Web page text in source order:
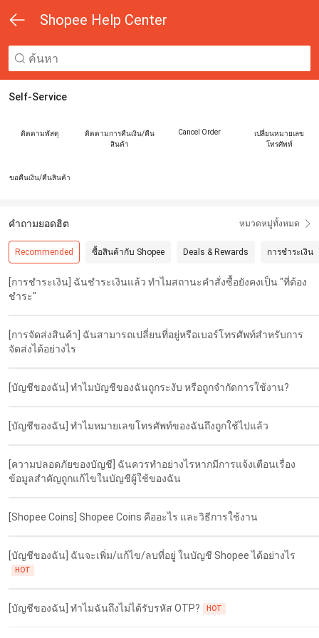
Shopee Help Center
Self-Service
ติดตามพัสดุ
ติดตามการคืนเงิน/คืน
สินค้า
Cancel Order
เปลี่ยนหมายเลข
โทรศัพท์
ขอคืนเงิน/คืนสินค้า
คำถามยอดฮิต หมวดหมู่ทั้งหมด
Recommended ซื้อสินค้ากับ Shopee Deals & Rewards การชำระเงิน
[การชำระเงิน] ฉันชำระเงินแล้ว ทำไมสถานะคำสั่งซื้อยังคงเป็น "ที่ต้อง
ชำระ"
[การจัดส่งสินค้า] ฉันสามารถเปลี่ยนที่อยู่หรือเบอร์โทรศัพท์สำหรับการ
จัดส่งได้อย่างไร
[บัญชีของฉัน] ทำไมบัญชีของฉันถูกระงับ หรือถูกจำกัดการใช้งาน?
[บัญชีของฉัน] ทำไมหมายเลขโทรศัพท์ของฉันถึงถูกใช้ไปแล้ว
[ความปลอดภัยของบัญชี] ฉันควรทำอย่างไรหากมีการแจ้งเตือนเรื่อง
ข้อมูลสำคัญถูกแก้ไขในบัญชีผู้ใช้ของฉัน
[Shopee Coins] Shopee Coins คืออะไร และวิธีการใช้งาน
[บัญชีของฉัน] ฉันจะเพิ่ม/แก้ไข/ลบที่อยู่ ในบัญชี Shopee ได้อย่างไร
HOT
[บัญชีของฉัน] ทำไมฉันถึงไม่ได้รับรหัส OTP? HOT